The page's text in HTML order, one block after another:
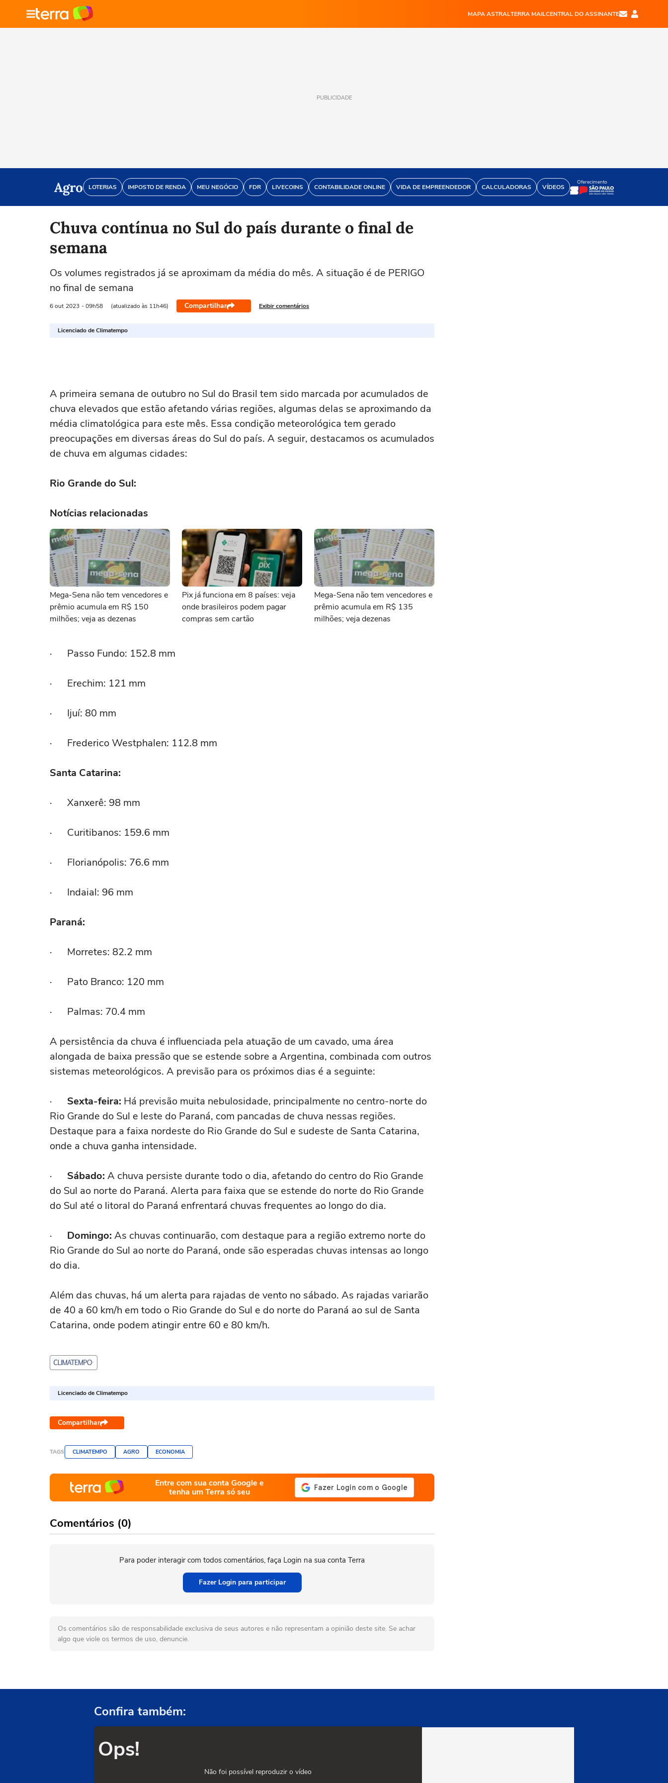
MAPA ASTRALTERRA MAILCENTRAL DO ASSINANTE
PUBLICIDADE
Agro LOTERIAS IMPOSTO DE RENDA MEU NEGÓCIO FDR LIVECOINS CONTABILIDADE ONLINE VIDA DE EMPREENDEDOR CALCULADORAS VÍDEOS
Oferecimento
Chuva contínua no Sul do país durante o final de
semana
Os volumes registrados já se aproximam da média do mês. A situação é de PERIGO
no final de semana
6 out 2023 - 09h58 (atualizado às 11h46) Compartilhar Exibir comentários
Licenciado de Climatempo
A primeira semana de outubro no Sul do Brasil tem sido marcada por acumulados de
chuva elevados que estão afetando várias regiões, algumas delas se aproximando da
média climatológica para este mês. Essa condição meteorológica tem gerado
preocupações em diversas áreas do Sul do país. A seguir, destacamos os acumulados
de chuva em algumas cidades:
Rio Grande do Sul:
Notícias relacionadas
Mega-Sena não tem vencedores e
prêmio acumula em R$ 150
milhões; veja as dezenas
Pix já funciona em 8 países: veja
onde brasileiros podem pagar
compras sem cartão
Mega-Sena não tem vencedores e
prêmio acumula em R$ 135
milhões; veja dezenas
· Passo Fundo: 152.8 mm
· Erechim: 121 mm
· Ijuí: 80 mm
· Frederico Westphalen: 112.8 mm
Santa Catarina:
· Xanxerê: 98 mm
· Curitibanos: 159.6 mm
· Florianópolis: 76.6 mm
· Indaial: 96 mm
Paraná:
· Morretes: 82.2 mm
· Pato Branco: 120 mm
· Palmas: 70.4 mm
A persistência da chuva é influenciada pela atuação de um cavado, uma área
alongada de baixa pressão que se estende sobre a Argentina, combinada com outros
sistemas meteorológicos. A previsão para os próximos dias é a seguinte:
· Sexta-feira: Há previsão muita nebulosidade, principalmente no centro-norte do
Rio Grande do Sul e leste do Paraná, com pancadas de chuva nessas regiões.
Destaque para a faixa nordeste do Rio Grande do Sul e sudeste de Santa Catarina,
onde a chuva ganha intensidade.
· Sábado: A chuva persiste durante todo o dia, afetando do centro do Rio Grande
do Sul ao norte do Paraná. Alerta para faixa que se estende do norte do Rio Grande
do Sul até o litoral do Paraná enfrentará chuvas frequentes ao longo do dia.
· Domingo: As chuvas continuarão, com destaque para a região extremo norte do
Rio Grande do Sul ao norte do Paraná, onde são esperadas chuvas intensas ao longo
do dia.
Além das chuvas, há um alerta para rajadas de vento no sábado. As rajadas variarão
de 40 a 60 km/h em todo o Rio Grande do Sul e do norte do Paraná ao sul de Santa
Catarina, onde podem atingir entre 60 e 80 km/h.
Licenciado de Climatempo
Compartilhar
TAGS CLIMATEMPO AGRO ECONOMIA
Entre com sua conta Google e
tenha um Terra só seu
Comentários (0)
Para poder interagir com todos comentários, faça Login na sua conta Terra
Fazer Login para participar
Os comentários são de responsabilidade exclusiva de seus autores e não representam a opinião deste site. Se achar
algo que viole os termos de uso, denuncie.
Confira também:
Ops!
Não foi possível reproduzir o vídeo